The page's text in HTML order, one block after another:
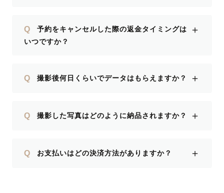
Q
予約をキャンセルした際の返金タイミングは
いつですか？
＋
Q 撮影後何日くらいでデータはもらえますか？ ＋
Q 撮影した写真はどのように納品されますか？ ＋
Q お支払いはどの決済方法がありますか？ ＋